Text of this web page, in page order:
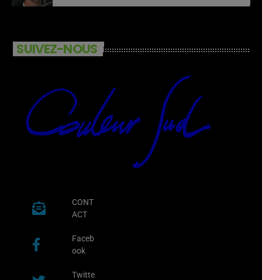
SUIVEZ-NOUS
CONT
ACT
Faceb
ook
Twitte